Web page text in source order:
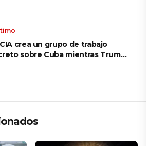
crea un grupo de trabajo
sobre Cuba mientras Trump